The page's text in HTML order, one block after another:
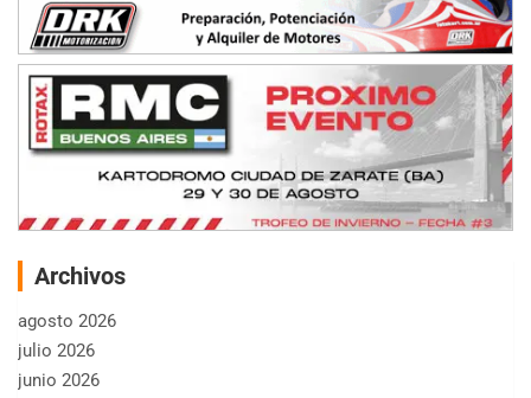
Archivos
agosto 2026
julio 2026
junio 2026